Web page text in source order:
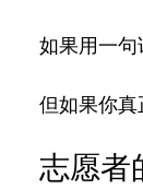
如果用一句
但如果你真
志愿者